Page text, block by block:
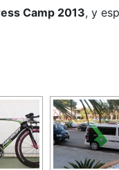
Camp 2013, y